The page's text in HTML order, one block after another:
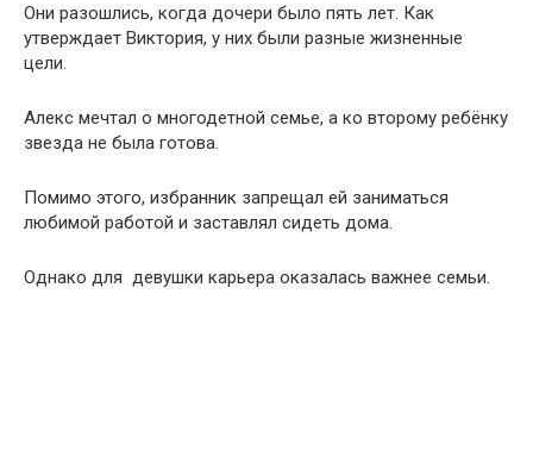
Они разошлись, когда дочери было пять лет. Как
утверждает Виктория, у них были разные жизненные
цели.
Алекс мечтал о многодетной семье, а ко второму ребёнку
звезда не была готова.
Помимо этого, избранник запрещал ей заниматься
любимой работой и заставлял сидеть дома.
Однако для девушки карьера оказалась важнее семьи.